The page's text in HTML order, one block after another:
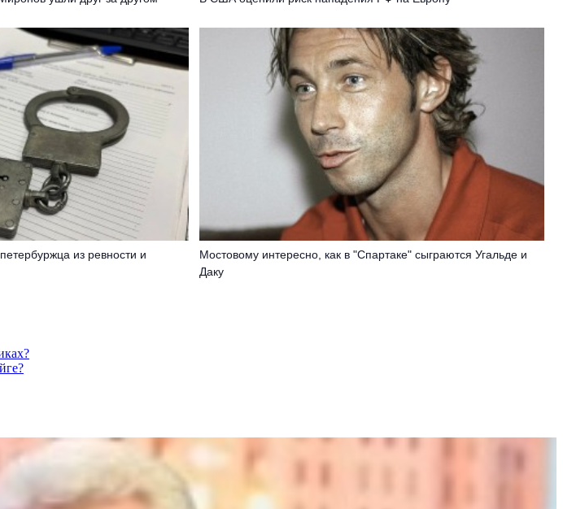
из ревности и
Мостовому интересно, как в "Спартаке" сыграются Угальде и
Даку